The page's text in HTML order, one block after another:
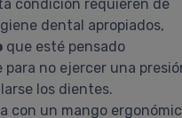
condición requieren de
dental apropiados,
que esté pensado
no ejercer una
los dientes.
con un mango